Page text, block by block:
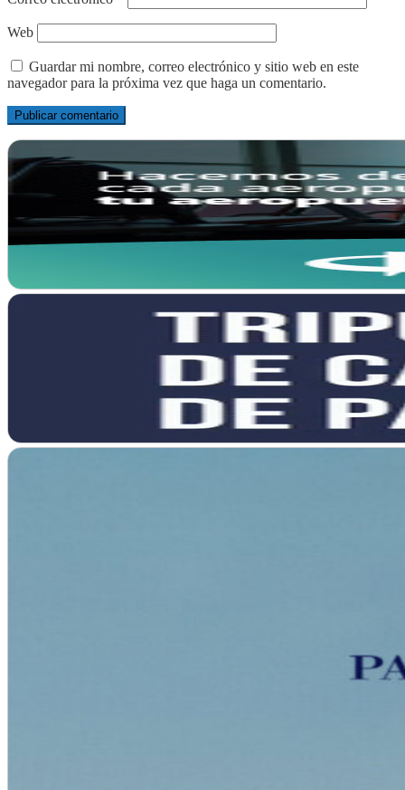
Web
Guardar mi nombre, correo electrónico y sitio web en este
navegador para la próxima vez que haga un comentario.